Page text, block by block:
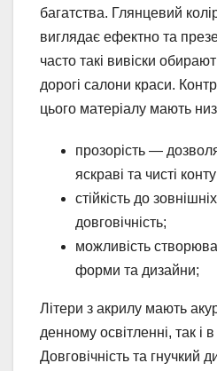
багатства. Глянцевий
виглядає ефектно та
часто такі вивіски
дорогі салони краси.
цього матеріалу мають
прозорість —
яскраві та чисті
стійкість до
довговічність;
можливість
форми та дизайни;
Літери з акрилу мають
денному освітленні, так і
Довговічність та гнучкий